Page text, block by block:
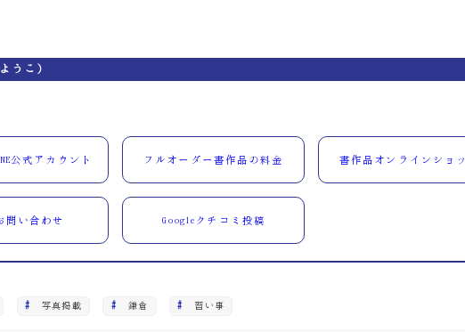
うこ）
公式アカウント フルオーダー書作品の料金 書作品オンラインショ
問い合わせ Googleクチコミ投稿
写真掲載 鎌倉 習い事